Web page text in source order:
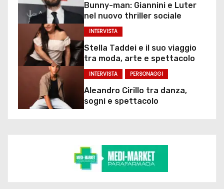
Bunny-man: Giannini e Luter
nel nuovo thriller sociale
INTERVISTA
Stella Taddei e il suo viaggio
tra moda, arte e spettacolo
INTERVISTA PERSONAGGI
Aleandro Cirillo tra danza,
sogni e spettacolo